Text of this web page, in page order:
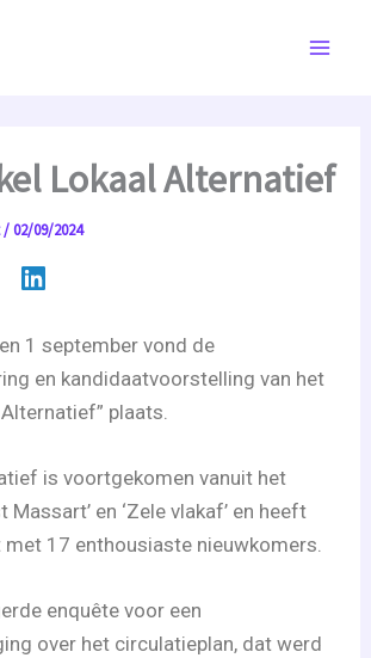
Lokaal Alternatief
/02/09/2024
1 september vond de
en kandidaatvoorstelling van het
plaats.
is voortgekomen vanuit het
Massart’ en ‘Zele vlakaf’ en heeft
17 enthousiaste nieuwkomers.
enquête voor een
over het circulatieplan, dat werd